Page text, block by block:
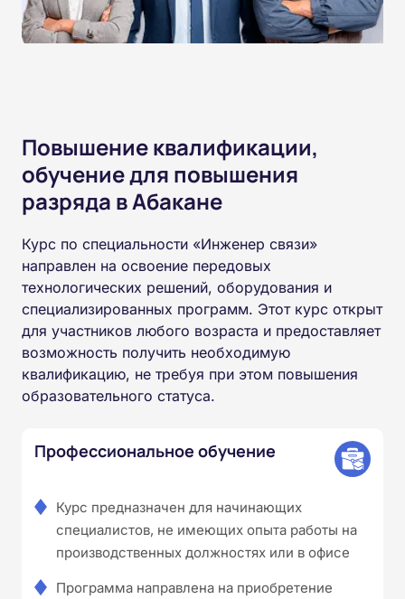
Повышение квалификации,
обучение для повышения
разряда в Абакане
Курс по специальности «Инженер связи»
направлен на освоение передовых
технологических решений, оборудования и
специализированных программ. Этот курс открыт
для участников любого возраста и предоставляет
возможность получить необходимую
квалификацию, не требуя при этом повышения
образовательного статуса.
Профессиональное обучение
Курс предназначен для начинающих
специалистов, не имеющих опыта работы на
производственных должностях или в офисе
Программа направлена на приобретение